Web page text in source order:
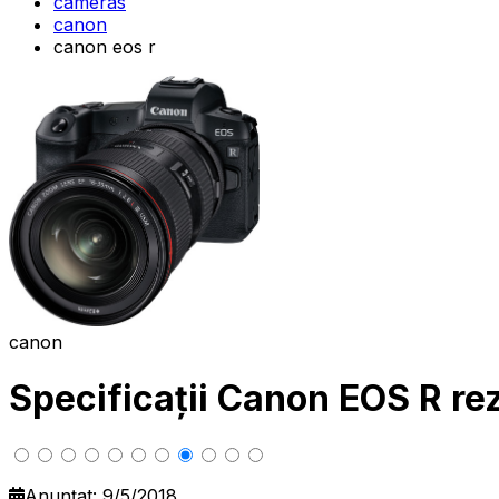
canon
canon eos r
canon
Specificații Canon EOS R